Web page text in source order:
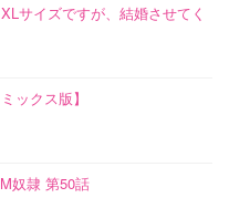
サイズですが、結婚させてく
ックス版】
奴隷 第50話